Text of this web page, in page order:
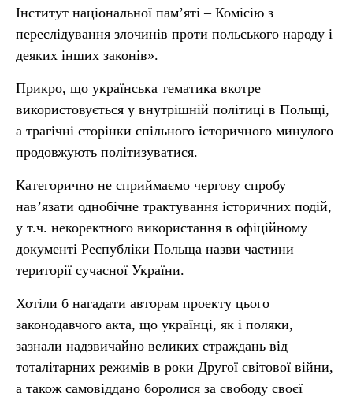
Інститут національної пам’яті – Комісію з
переслідування злочинів проти польського народу і
деяких інших законів».
Прикро, що українська тематика вкотре
використовується у внутрішній політиці в Польщі,
а трагічні сторінки спільного історичного минулого
продовжують політизуватися.
Категорично не сприймаємо чергову спробу
нав’язати однобічне трактування історичних подій,
у т.ч. некоректного використання в офіційному
документі Республіки Польща назви частини
території сучасної України.
Хотіли б нагадати авторам проекту цього
законодавчого акта, що українці, як і поляки,
зазнали надзвичайно великих страждань від
тоталітарних режимів в роки Другої світової війни,
а також самовіддано боролися за свободу своєї